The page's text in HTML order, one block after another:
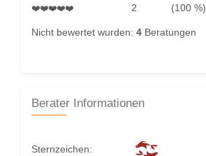
❤️❤️❤️❤️❤️ 2 (100 %)
Nicht bewertet wurden: 4 Beratungen
Berater Informationen
Sternzeichen: